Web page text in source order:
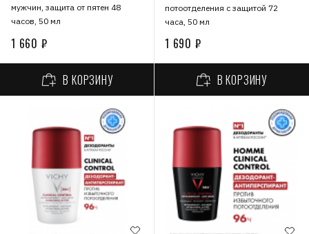
мужчин, защита от пятен 48
часов, 50 мл
1 660 ₽
В КОРЗИНУ
потоотделения с защитой 72
часа, 50 мл
1 690 ₽
В КОРЗИНУ